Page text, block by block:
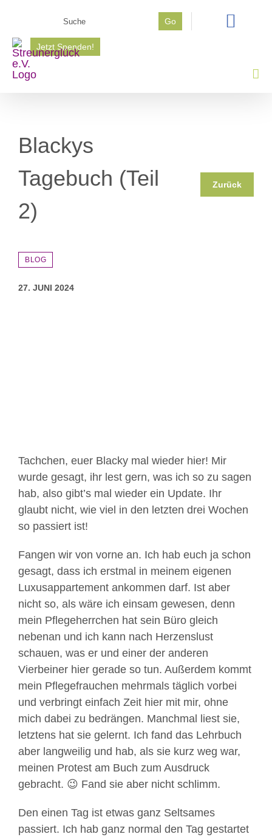
springen
Go
Jetzt Spenden!
Blackys
Tagebuch (Teil
2)
Zurück
BLOG
27. JUNI 2024
Tachchen, euer Blacky mal wieder hier! Mir
wurde gesagt, ihr lest gern, was ich so zu sagen
hab, also gibt’s mal wieder ein Update. Ihr
glaubt nicht, wie viel in den letzten drei Wochen
so passiert ist!
Fangen wir von vorne an. Ich hab euch ja schon
gesagt, dass ich erstmal in meinem eigenen
Luxusappartement ankommen darf. Ist aber
nicht so, als wäre ich einsam gewesen, denn
mein Pflegeherrchen hat sein Büro gleich
nebenan und ich kann nach Herzenslust
schauen, was er und einer der anderen
Vierbeiner hier gerade so tun. Außerdem kommt
mein Pflegefrauchen mehrmals täglich vorbei
und verbringt einfach Zeit hier mit mir, ohne
mich dabei zu bedrängen. Manchmal liest sie,
letztens hat sie gelernt. Ich fand das Lehrbuch
aber langweilig und hab, als sie kurz weg war,
meinen Protest am Buch zum Ausdruck
gebracht. 😉 Fand sie aber nicht schlimm.
Den einen Tag ist etwas ganz Seltsames
passiert. Ich hab ganz normal den Tag gestartet